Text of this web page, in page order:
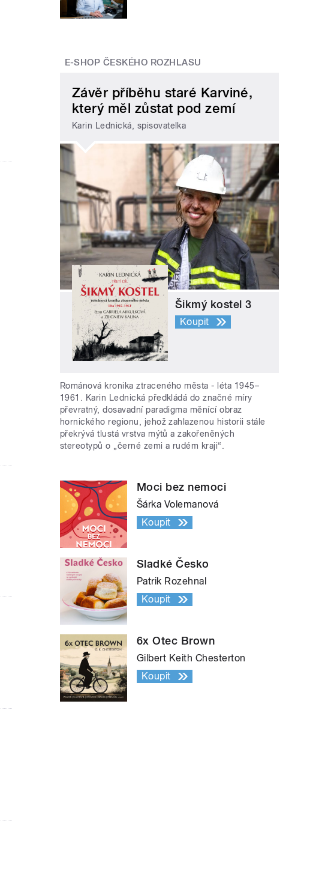
E-SHOP ČESKÉHO ROZHLASU
Závěr příběhu staré Karviné,
který měl zůstat pod zemí
Karin Lednická, spisovatelka
Šikmý kostel 3
Koupit
Románová kronika ztraceného města - léta 1945–
1961. Karin Lednická předkládá do značné míry
převratný, dosavadní paradigma měnící obraz
hornického regionu, jehož zahlazenou historii stále
překrývá tlustá vrstva mýtů a zakořeněných
stereotypů o „černé zemi a rudém kraji“.
Moci bez nemoci
Šárka Volemanová
Koupit
Sladké Česko
Patrik Rozehnal
Koupit
6x Otec Brown
Gilbert Keith Chesterton
Koupit